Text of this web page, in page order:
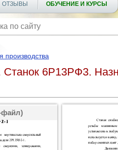
ОТЗЫВЫ ОБУЧЕНИЕ И КУРСЫ
производства
6Р13РФ3.
файл)